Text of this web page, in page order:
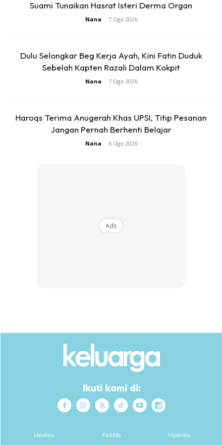
20mm PVC tee =36biji dan 20mm PVC elbow =8biji
Ads
Anda mungkin berminat dengan
Suami Tunaikan Hasrat Isteri Derma Organ
Nana - 7 Ogo 2026
Dulu Selongkar Beg Kerja Ayah, Kini Fatin Duduk
Sebelah Kapten Razali Dalam Kokpit
Nana - 7 Ogo 2026
Haroqs Terima Anugerah Khas UPSI, Titip Pesanan
Jangan Pernah Berhenti Belajar
Nana - 6 Ogo 2026
Ads
Ikuti kami di:
Ideaktiv Pa&Ma Hijabista